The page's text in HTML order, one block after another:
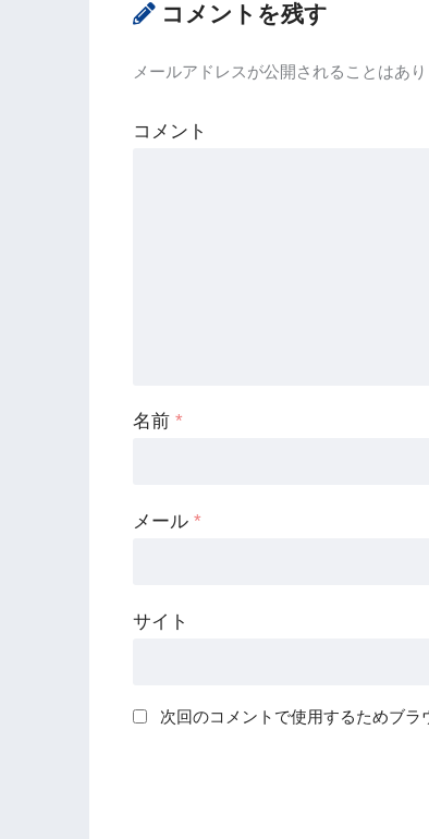
コメントを残す
メールアドレスが公開されることはあり
コメント
名前 *
メール *
サイト
次回のコメントで使用するためブラ